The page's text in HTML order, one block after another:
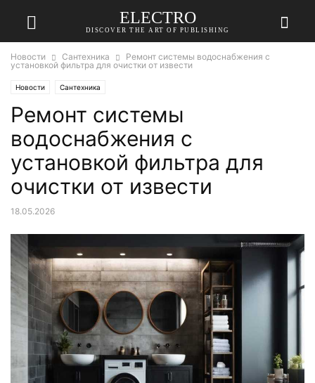
ELECTRO
DISCOVER THE ART OF PUBLISHING
Новости Сантехника
Ремонт системы водоснабжения с
установкой фильтра для очистки от извести
Новости Сантехника
Ремонт системы
водоснабжения с
установкой фильтра для
очистки от извести
18.05.2026